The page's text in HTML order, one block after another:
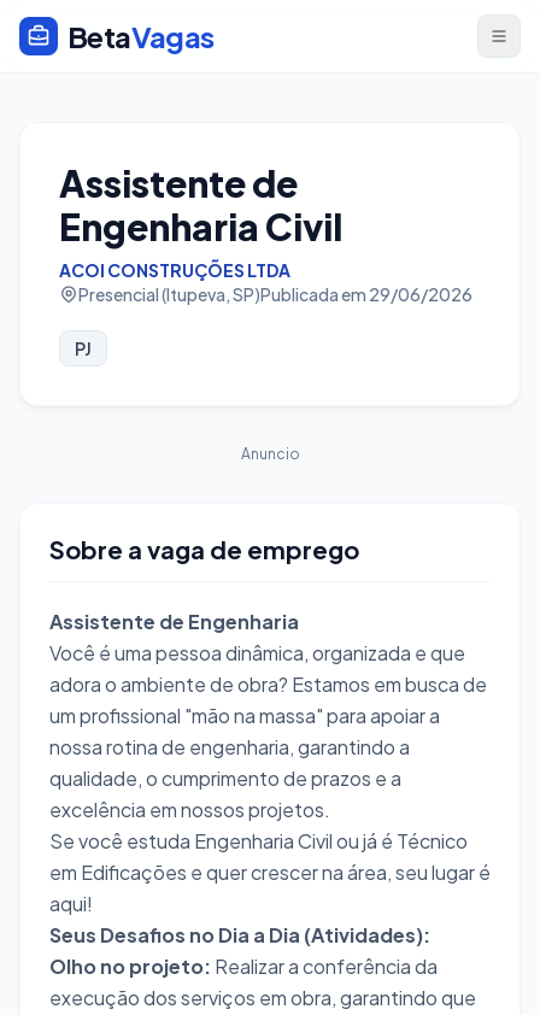
BetaVagas
Assistente de
Engenharia Civil
ACOI CONSTRUÇÕES LTDA
Presencial (Itupeva, SP)Publicada em 29/06/2026
PJ
Anuncio
Sobre a vaga de emprego
Assistente de Engenharia
Você é uma pessoa dinâmica, organizada e que
adora o ambiente de obra? Estamos em busca de
um profissional "mão na massa" para apoiar a
nossa rotina de engenharia, garantindo a
qualidade, o cumprimento de prazos e a
excelência em nossos projetos.
Se você estuda Engenharia Civil ou já é Técnico
em Edificações e quer crescer na área, seu lugar é
aqui!
Seus Desafios no Dia a Dia (Atividades):
Olho no projeto: Realizar a conferência da
execução dos serviços em obra, garantindo que